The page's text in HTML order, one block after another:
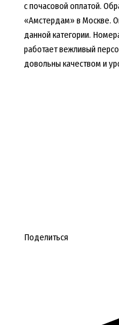
с почасовой оплатой.
«Амстердам» в Москве.
данной категории.
работает вежливый
довольны качеством и
Поделиться